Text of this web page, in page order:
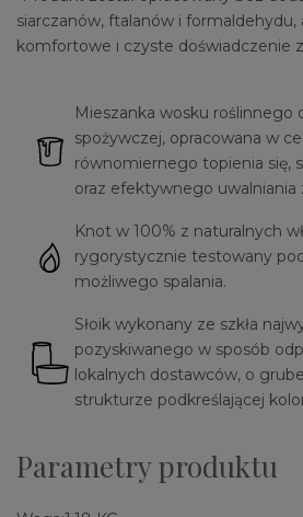
siarczanów, ftalanów i formaldehydu,
komfortowe i czyste doświadczenie
Mieszanka wosku roślinnego
spożywczej, opracowana w
równomiernego topienia się,
oraz efektywnego uwalniania
Knot w 100% z naturalnych
rygorystycznie testowany
możliwego spalania.
Słoik wykonany ze szkła
pozyskiwanego w sposób
lokalnych dostawców, o
strukturze podkreślającej
Parametry produktu